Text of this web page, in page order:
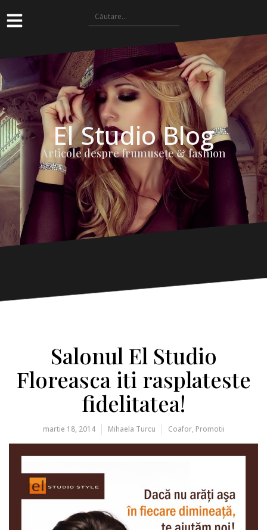
El Studio Blog
Articole despre frumuseţe & fashion
Salonul El Studio
Floreasca iti rasplateste
fidelitatea!
martie 18, 2014 Mihaela Turcu Coafor, Promotii